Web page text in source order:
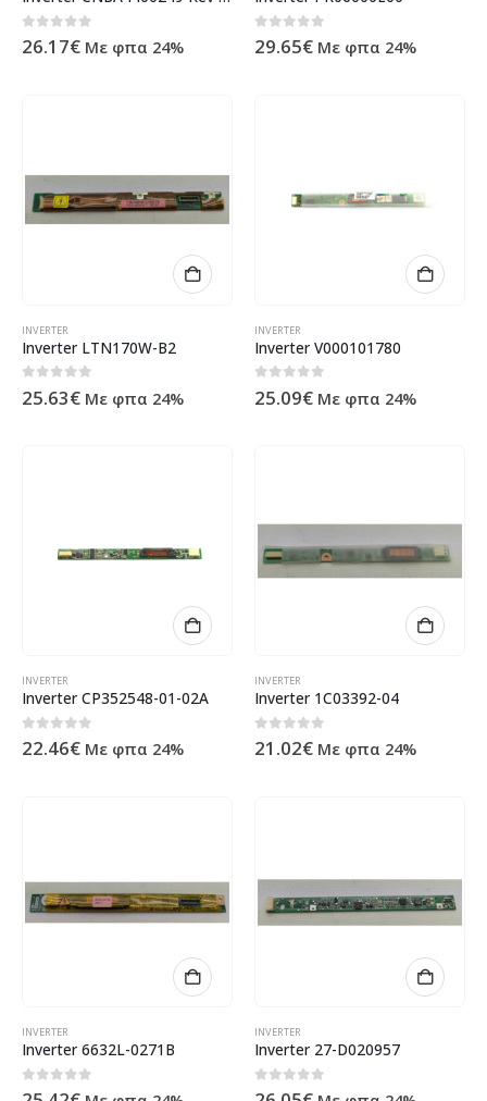
0out of 5
26.17€ Με φπα 24% 0out of 5
29.65€ Με φπα 24%
INVERTER
Inverter LTN170W-B2
0out of 5
25.63€ Με φπα 24%
INVERTER
Inverter V000101780
0out of 5
25.09€ Με φπα 24%
INVERTER
Inverter CP352548-01-02A
0out of 5
22.46€ Με φπα 24%
INVERTER
Inverter 1C03392-04
0out of 5
21.02€ Με φπα 24%
INVERTER
Inverter 6632L-0271B
0out of 5
INVERTER
Inverter 27-D020957
0out of 5